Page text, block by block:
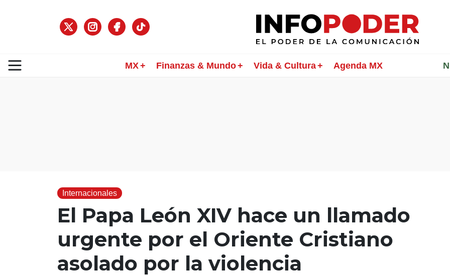
MX Finanzas & Mundo Vida & Cultura Agenda MX
Internacionales
El Papa León XIV hace un llamado
urgente por el Oriente Cristiano
asolado por la violencia